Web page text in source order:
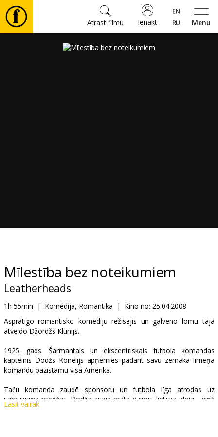
Menu
Ienākt
Atrast filmu
B2B
Kino
Klubs
Mīlestība bez noteikumiem
Leatherheads
1h 55min | Komēdija, Romantika | Kino no: 25.04.2008
Asprātīgo romantisko komēdiju režisējis un galveno lomu tajā
atveido Džordžs Klūnijs.
1925. gads. Šarmantais un ekscentriskais futbola komandas
kapteinis Dodžs Konelijs apņēmies padarīt savu zemākā līmeņa
komandu pazīstamu visā Amerikā.
Taču komanda zaudē sponsoru un futbola līga atrodas uz
sabrukuma robežas. Dodža asajā prātā dzimst lieliska ideja - viņš
nolemj, ka komandu no izjukšanas var glābt Amerikas jaunais
Lasīt vairāk